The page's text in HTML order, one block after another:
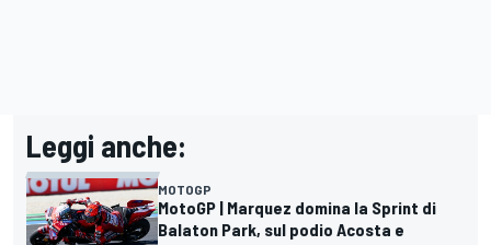
Leggi anche:
MOTOGP
MotoGP | Marquez domina la Sprint di
Balaton Park, sul podio Acosta e